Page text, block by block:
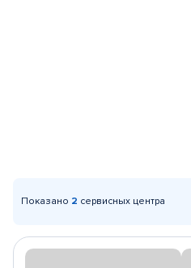
Показано 2 сервисных центра